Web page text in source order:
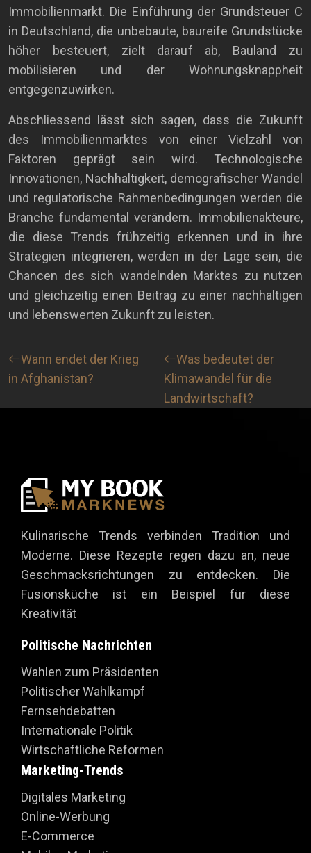
Immobilienmarkt. Die Einführung der Grundsteuer C
in Deutschland, die unbebaute, baureife Grundstücke
höher besteuert, zielt darauf ab, Bauland zu
mobilisieren und der Wohnungsknappheit
entgegenzuwirken.
Abschliessend lässt sich sagen, dass die Zukunft
des Immobilienmarktes von einer Vielzahl von
Faktoren geprägt sein wird. Technologische
Innovationen, Nachhaltigkeit, demografischer Wandel
und regulatorische Rahmenbedingungen werden die
Branche fundamental verändern. Immobilienakteure,
die diese Trends frühzeitig erkennen und in ihre
Strategien integrieren, werden in der Lage sein, die
Chancen des sich wandelnden Marktes zu nutzen
und gleichzeitig einen Beitrag zu einer nachhaltigen
und lebenswerten Zukunft zu leisten.
Wann endet der Krieg
in Afghanistan?
Was bedeutet der
Klimawandel für die
Landwirtschaft?
Kulinarische Trends verbinden Tradition und
Moderne. Diese Rezepte regen dazu an, neue
Geschmacksrichtungen zu entdecken. Die
Fusionsküche ist ein Beispiel für diese
Kreativität
Politische Nachrichten
Wahlen zum Präsidenten
Politischer Wahlkampf
Fernsehdebatten
Internationale Politik
Wirtschaftliche Reformen
Marketing-Trends
Digitales Marketing
Online-Werbung
E-Commerce